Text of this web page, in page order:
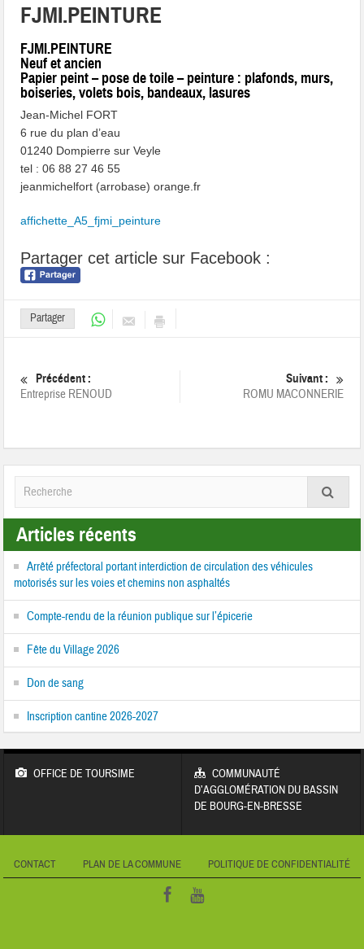
FJMI.PEINTURE
FJMI.PEINTURE
Neuf et ancien
Papier peint – pose de toile – peinture : plafonds, murs,
boiseries, volets bois, bandeaux, lasures
Jean-Michel FORT
6 rue du plan d’eau
01240 Dompierre sur Veyle
tel : 06 88 27 46 55
jeanmichelfort (arrobase) orange.fr
affichette_A5_fjmi_peinture
Partager cet article sur Facebook :
Partager
Précédent :
Entreprise RENOUD
Suivant :
ROMU MACONNERIE
Articles récents
Arrêté préfectoral portant interdiction de circulation des véhicules
motorisés sur les voies et chemins non asphaltés
Compte-rendu de la réunion publique sur l’épicerie
Fête du Village 2026
Don de sang
Inscription cantine 2026-2027
OFFICE DE TOURSIME
COMMUNAUTÉ
D’AGGLOMÉRATION DU BASSIN
DE BOURG-EN-BRESSE
CONTACT PLAN DE LA COMMUNE POLITIQUE DE CONFIDENTIALITÉ